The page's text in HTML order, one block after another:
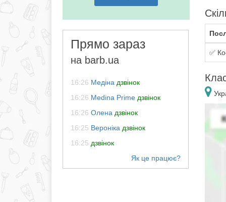
Прямо зараз
на barb.ua
16:26 Медіна дзвінок
16:26 Medina Prime дзвінок
16:26 Олена дзвінок
16:25 Вероніка дзвінок
16:25 дзвінок
✅